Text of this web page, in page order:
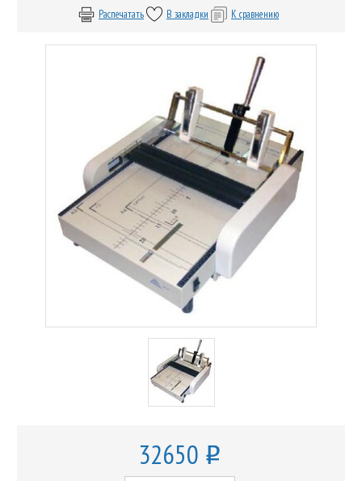
Распечатать В закладки К сравнению
32650 o